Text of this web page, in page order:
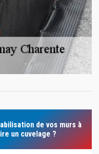
de vos murs à
un cuvelage ?